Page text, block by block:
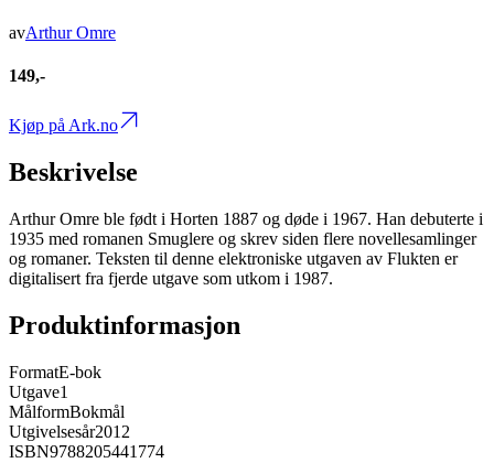
avArthur Omre
149,-
Kjøp på Ark.no
Beskrivelse
Arthur Omre ble født i Horten 1887 og døde i 1967. Han debuterte i
1935 med romanen Smuglere og skrev siden flere novellesamlinger
og romaner. Teksten til denne elektroniske utgaven av Flukten er
digitalisert fra fjerde utgave som utkom i 1987.
Produktinformasjon
FormatE-bok
Utgave1
MålformBokmål
Utgivelsesår2012
ISBN9788205441774